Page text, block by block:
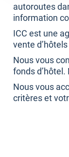
autoroutes
information
ICC est une
vente
Nous vous
fonds
Nous vous
critères et